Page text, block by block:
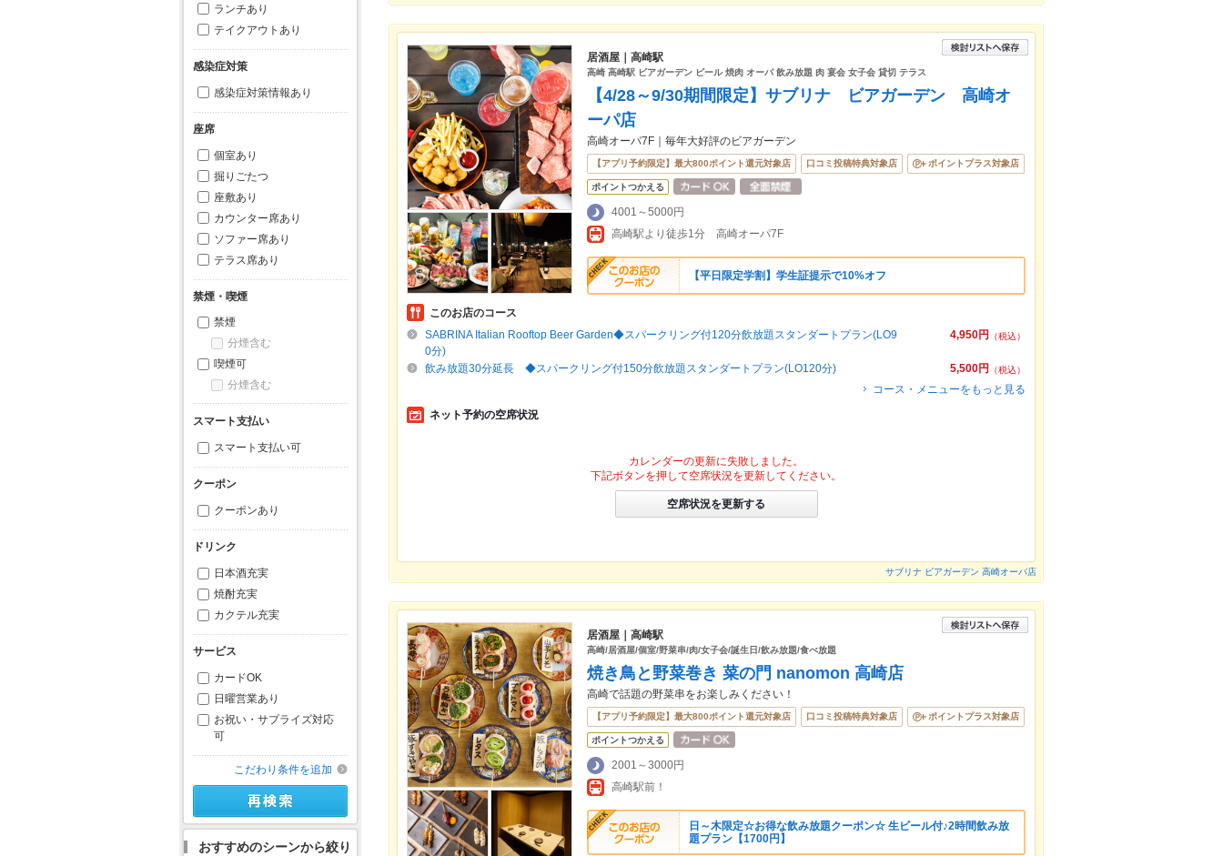
ランチあり
テイクアウトあり
感染症対策
感染症対策情報あり
座席
個室あり
掘りごたつ
座敷あり
カウンター席あり
ソファー席あり
テラス席あり
禁煙・喫煙
禁煙
分煙含む
喫煙可
分煙含む
スマート支払い
スマート支払い可
クーポン
クーポンあり
ドリンク
日本酒充実
焼酎充実
カクテル充実
サービス
カードOK
日曜営業あり
お祝い・サプライズ対応
可
こだわり条件を追加
おすすめのシーンから絞り
居酒屋｜高崎駅
高崎 高崎駅 ビアガーデン ビール 焼肉 オーパ 飲み放題 肉 宴会 女子会 貸切 テラス
【4/28～9/30期間限定】サブリナ ビアガーデン 高崎オ
ーパ店
高崎オーパ7F｜毎年大好評のビアガーデン
【アプリ予約限定】最大800ポイント還元対象店 口コミ投稿特典対象店 ポイントプラス対象店
ポイントつかえる
4001～5000円
高崎駅より徒歩1分 高崎オーパ7F
【平日限定学割】学生証提示で10%オフ
このお店のコース
4,950円
（税込）
SABRINA Italian Rooftop Beer Garden◆スパークリング付120分飲放題スタンダートプラン(LO9
0分)
5,500円
（税込）
飲み放題30分延長 ◆スパークリング付150分飲放題スタンダートプラン(LO120分)
コース・メニューをもっと見る
ネット予約の空席状況
カレンダーの更新に失敗しました。
下記ボタンを押して空席状況を更新してください。
空席状況を更新する
サブリナ ビアガーデン 高崎オーパ店
居酒屋｜高崎駅
高崎/居酒屋/個室/野菜串/肉/女子会/誕生日/飲み放題/食べ放題
焼き鳥と野菜巻き 菜の門 nanomon 高崎店
高崎で話題の野菜串をお楽しみください！
【アプリ予約限定】最大800ポイント還元対象店 口コミ投稿特典対象店 ポイントプラス対象店
ポイントつかえる
2001～3000円
高崎駅前！
日～木限定☆お得な飲み放題クーポン☆ 生ビール付♪2時間飲み放
題プラン【1700円】